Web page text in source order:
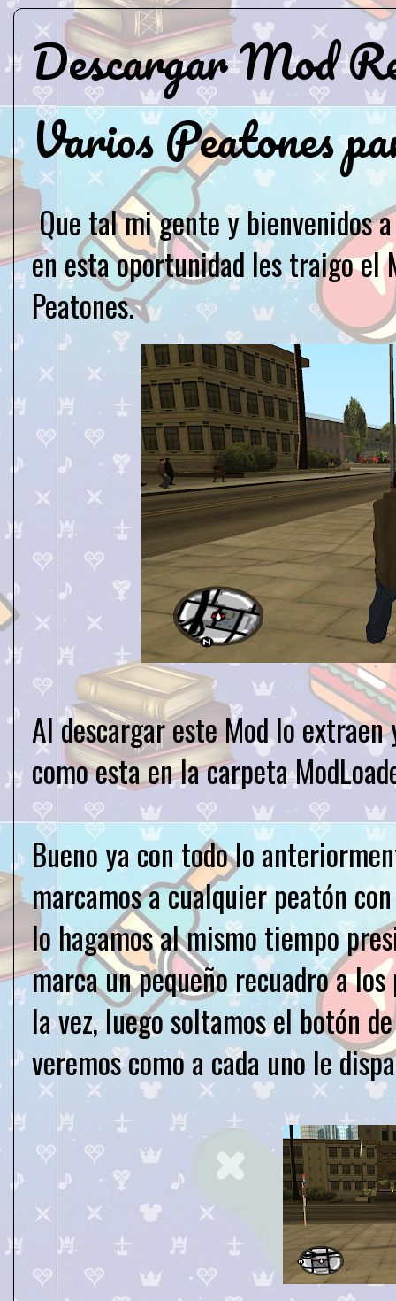
Descargar Mod
Varios Peatones
Que tal mi gente y bienvenidos a
en esta oportunidad les traigo el
Peatones.
Al descargar este Mod lo
como esta en la carpeta
Bueno ya con todo lo
marcamos a cualquier peatón
lo hagamos al mismo tiempo
marca un pequeño recuadro a
la vez, luego soltamos el botón
veremos como a cada uno le